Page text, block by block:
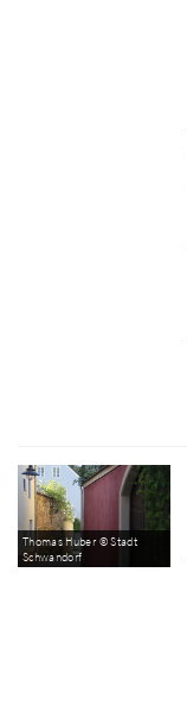
Thomas Huber © Stadt
Schwandorf